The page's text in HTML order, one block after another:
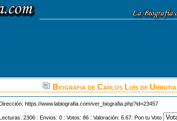
Biografia de Carlos Luis de Urrutia
https://www.labiografia.com/ver_biografia.php?id=23457
2306 : Envios: 0 : Votos: 86 : Valoración: 6.67: Pon tu Voto